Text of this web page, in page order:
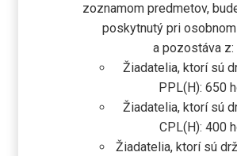
zoznamom predmetov,
poskytnutý pri
a pozostáva z:
Žiadatelia, ktorí sú
PPL(H): 650
Žiadatelia, ktorí sú
CPL(H): 400
Žiadatelia, ktorí sú